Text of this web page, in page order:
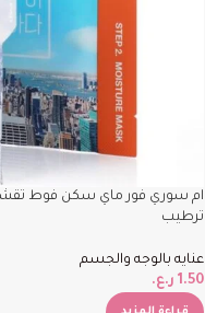
ام سوري فور ماي سكن فوط
ترطيب
عنايه بالوجه والجسم
1.50 ر.ع.